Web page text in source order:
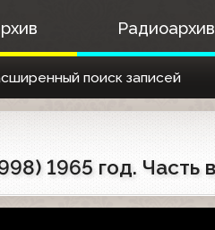
Радиоархив
поиск записей
1965 год. Часть